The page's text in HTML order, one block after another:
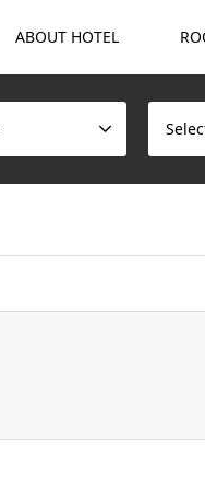
ABOUT HOTEL